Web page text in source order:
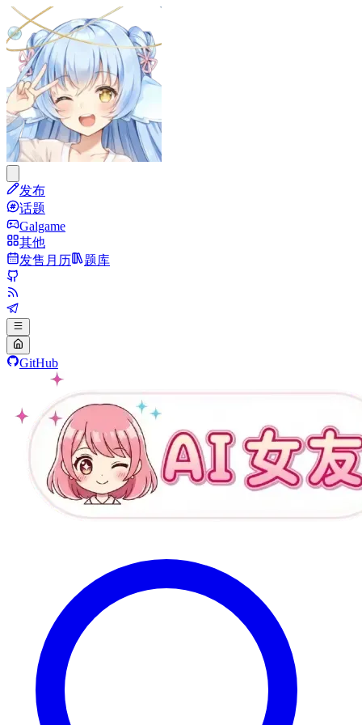
发布
话题
Galgame
其他
发售月历
题库
GitHub